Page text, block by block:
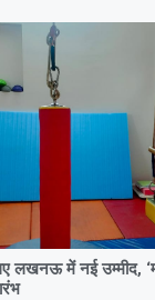
लखनऊ में नई उम्मीद,